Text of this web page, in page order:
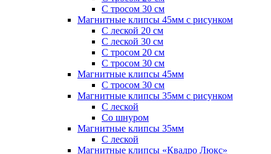
С тросом 30 см
Магнитные клипсы 45мм с рисунком
С леской 20 см
С леской 30 см
С тросом 20 см
С тросом 30 см
Магнитные клипсы 45мм
С тросом 30 см
Магнитные клипсы 35мм с рисунком
С леской
Со шнуром
Магнитные клипсы 35мм
С леской
Магнитные клипсы «Квадро Люкс»